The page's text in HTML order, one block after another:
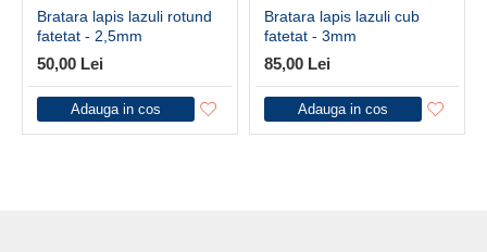
Bratara lapis lazuli rotund
fatetat - 2,5mm
50,00 Lei
Adauga in cos
Bratara lapis lazuli cub
fatetat - 3mm
85,00 Lei
Adauga in cos